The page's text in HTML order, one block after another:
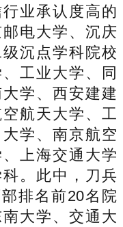
业承认度高的
电大学、沉庆
沉点学科院校
工业大学、同
学、西安建建
航天大学、工
学、南京航空
上海交通大学
。此中，刀兵
排名前20名院
大学、交通大